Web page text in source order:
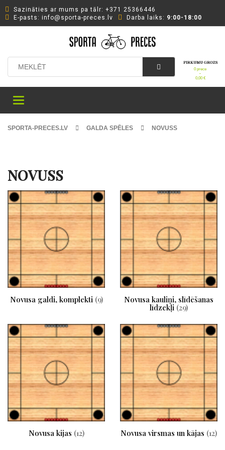
Sazināties ar mums pa tālr: +371 25366446
Е-pasts: info@sporta-preces.lv
Darba laiks: 9:00-18:00
PIRKUMU GROZS
0 prece
-
0,00€
Toggle
SPORTA-PRECES.LV GALDA SPĒLES NOVUSS
NOVUSS
Novusa galdi, komplekti (9)
Novusa kauliņi, slīdēšanas
līdzekļi (29)
Novusa kijas (12) Novusa virsmas un kājas (12)